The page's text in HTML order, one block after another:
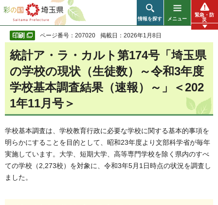
彩の国 埼玉県
情報を探す メニュー
緊急・防
災
ページ番号：207020 掲載日：2026年1月8日
統計ア・ラ・カルト第174号「埼玉県
の学校の現状（生徒数）～令和3年度
学校基本調査結果（速報）～」＜202
1年11月号＞
学校基本調査は、学校教育行政に必要な学校に関する基本的事項を
明らかにすることを目的として、昭和23年度より文部科学省が毎年
実施しています。大学、短期大学、高等専門学校を除く県内のすべ
ての学校（2,273校）を対象に、令和3年5月1日時点の状況を調査し
ました。